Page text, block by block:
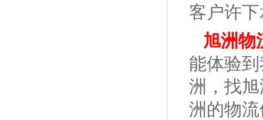
客户许
旭洲物
能体验
洲，找
洲的物